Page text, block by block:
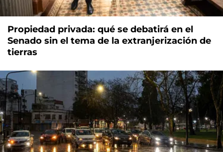
Propiedad privada: qué se debatirá en el
Senado sin el tema de la extranjerización de
tierras